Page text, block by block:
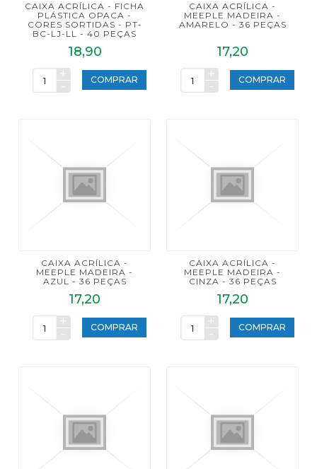
CAIXA ACRÍLICA - FICHA
PLÁSTICA OPACA -
CORES SORTIDAS - PT-
BC-LJ-LL - 40 PEÇAS
18,90
+
-
COMPRAR
CAIXA ACRÍLICA -
MEEPLE MADEIRA -
AMARELO - 36 PEÇAS
17,20
+
-
COMPRAR
CAIXA ACRÍLICA -
MEEPLE MADEIRA -
AZUL - 36 PEÇAS
17,20
+
-
COMPRAR
CAIXA ACRÍLICA -
MEEPLE MADEIRA -
CINZA - 36 PEÇAS
17,20
+
-
COMPRAR